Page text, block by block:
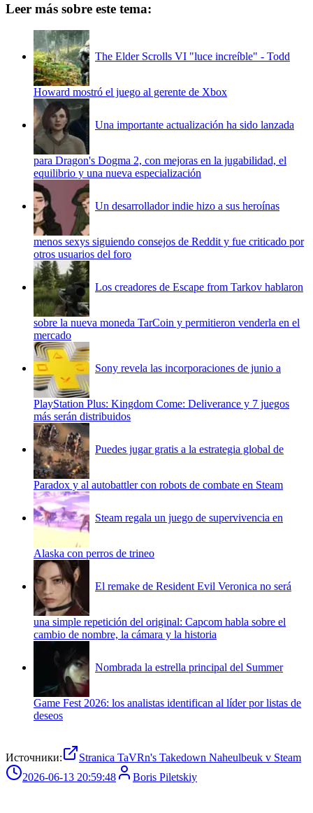
Leer más sobre este tema:
The Elder Scrolls VI "luce increíble" - Todd
Howard mostró el juego al gerente de Xbox
Una importante actualización ha sido lanzada
para Dragon's Dogma 2, con mejoras en la jugabilidad, el
equilibrio y una nueva especialización
Un desarrollador indie hizo a sus heroínas
menos sexys siguiendo consejos de Reddit y fue criticado por
otros usuarios del foro
Los creadores de Escape from Tarkov hablaron
sobre la nueva moneda TarCoin y permitieron venderla en el
mercado
Sony revela las incorporaciones de junio a
PlayStation Plus: Kingdom Come: Deliverance y 7 juegos
más serán distribuidos
Puedes jugar gratis a la estrategia global de
Paradox y al autobattler con robots de combate en Steam
Steam regala un juego de supervivencia en
Alaska con perros de trineo
El remake de Resident Evil Veronica no será
una simple repetición del original: Capcom habla sobre el
cambio de nombre, la cámara y la historia
Nombrada la estrella principal del Summer
Game Fest 2026: los analistas identifican al líder por listas de
deseos
Источники:
Stranica TaVRn's Takedown Naheulbeuk v Steam
2026-06-13 20:59:48
Boris Piletskiy